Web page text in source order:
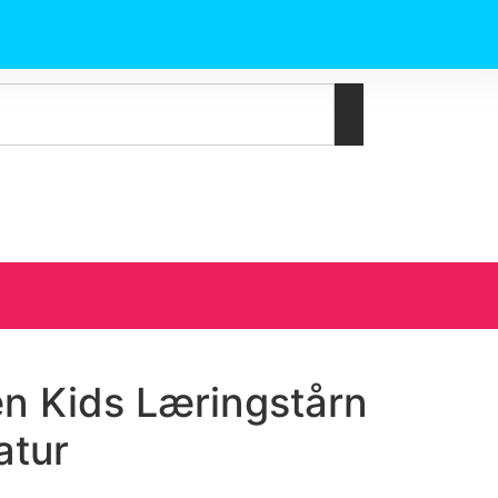
Kids Læringstårn